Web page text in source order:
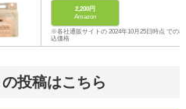
2,200円
Amazon
※各社通販サイトの 2024年10月25日時点 での税
込価格
投稿はこちら